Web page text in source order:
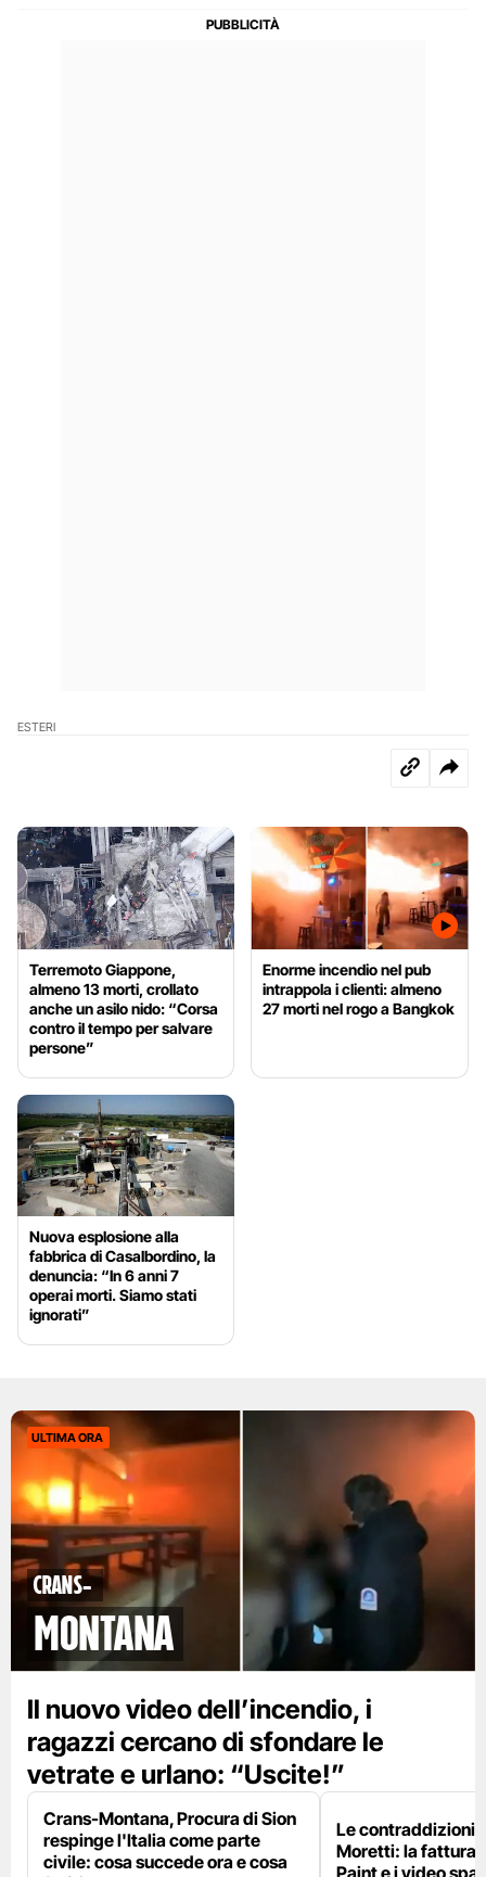
ESTERI
Terremoto Giappone,
almeno 13 morti, crollato
anche un asilo nido: “Corsa
contro il tempo per salvare
persone”
Enorme incendio nel pub
intrappola i clienti: almeno
27 morti nel rogo a Bangkok
Nuova esplosione alla
fabbrica di Casalbordino, la
denuncia: “In 6 anni 7
operai morti. Siamo stati
ignorati”
ULTIMA ORA
Crans-
Montana
Il nuovo video dell’incendio, i
ragazzi cercano di sfondare le
vetrate e urlano: “Uscite!”
Crans-Montana, Procura di Sion
respinge l'Italia come parte
civile: cosa succede ora e cosa
Le contraddizioni
Moretti: la fattura